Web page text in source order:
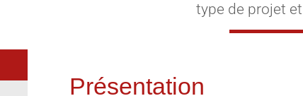
type de projet
Présentation